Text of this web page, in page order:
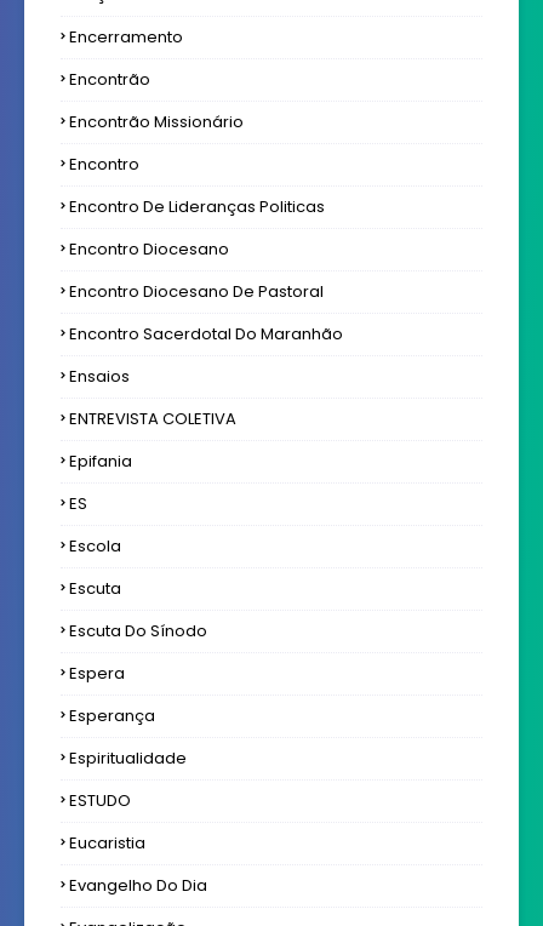
Encerramento
Encontrão
Encontrão Missionário
Encontro
Encontro De Lideranças Politicas
Encontro Diocesano
Encontro Diocesano De Pastoral
Encontro Sacerdotal Do Maranhão
Ensaios
ENTREVISTA COLETIVA
Epifania
ES
Escola
Escuta
Escuta Do Sínodo
Espera
Esperança
Espiritualidade
ESTUDO
Eucaristia
Evangelho Do Dia